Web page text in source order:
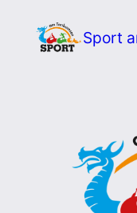
Inhalt
Sport